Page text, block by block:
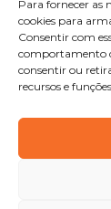
Para fornecer as
cookies para
Consentir com
comportamento
consentir ou
recursos e
Copyright ©
reservados
Designed by